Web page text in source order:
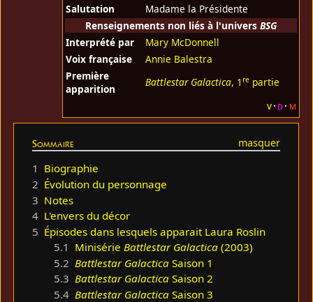
Salutation
Madame la Présidente
Renseignements non liés à l'univers BSG
Interprété par
Mary McDonnell
Voix française
Annie Balestra
Première
apparition
Battlestar Galactica, 1 repartie
v d m
Sommaire
1 Biographie
2 Évolution du personnage
3 Notes
4 L'envers du décor
5 Épisodes dans lesquels apparait Laura Roslin
5.1 Minisérie Battlestar Galactica(2003)
5.2 Battlestar GalacticaSaison 1
5.3 Battlestar GalacticaSaison 2
5.4 Battlestar GalacticaSaison 3